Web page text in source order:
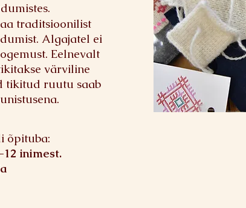
traditsioonilist
Algajatel ei
Eelnevalt
värviline
tikitud ruutu saab
õpituba:
inimest.